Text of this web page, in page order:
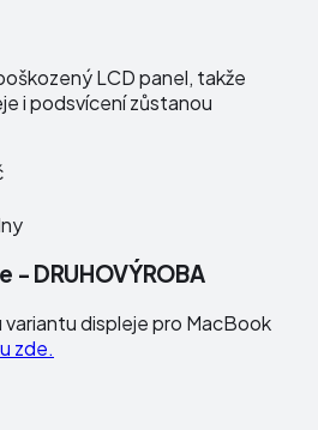
LCD panel, takže
i podsvícení zůstanou
- DRUHOVÝROBA
variantu displeje pro MacBook
zde.